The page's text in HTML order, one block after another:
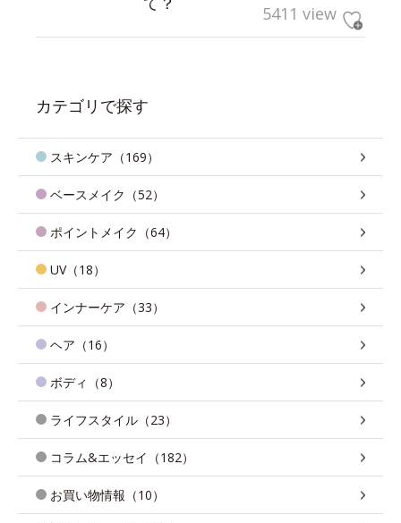
5411 view
カテゴリで探す
スキンケア（169）
ベースメイク（52）
ポイントメイク（64）
UV（18）
インナーケア（33）
ヘア（16）
ボディ（8）
ライフスタイル（23）
コラム&エッセイ（182）
お買い物情報（10）